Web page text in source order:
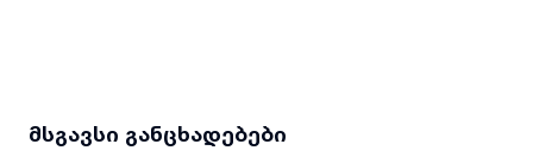
მსგავსი განცხადებები